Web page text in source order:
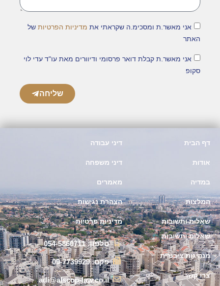
אני מאשר.ת ומסכימ.ה שקראתי את מדיניות הפרטיות של
האתר
אני מאשר.ת קבלת דואר פרסומי ודיוורים מאת עו"ד עדי לוי
סקופ
שליחה
דף הבית
אודות
במדיה
המלצות
שאלות ותשובות
דיני עבודה
דיני משפחה
מאמרים
הצהרת נגישות
מדיניות פרטיות
שאלות ותשובות
מנהיגות ציבורית
צרו קשר
טלפון: 054-5860711
פקס: 09-7739929
adi@alscop-law.co.il